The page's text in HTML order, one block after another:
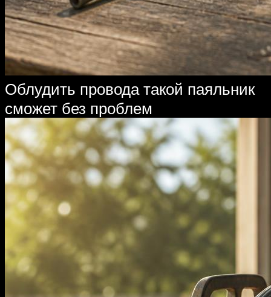
Облудить провода такой паяльник
сможет без проблем